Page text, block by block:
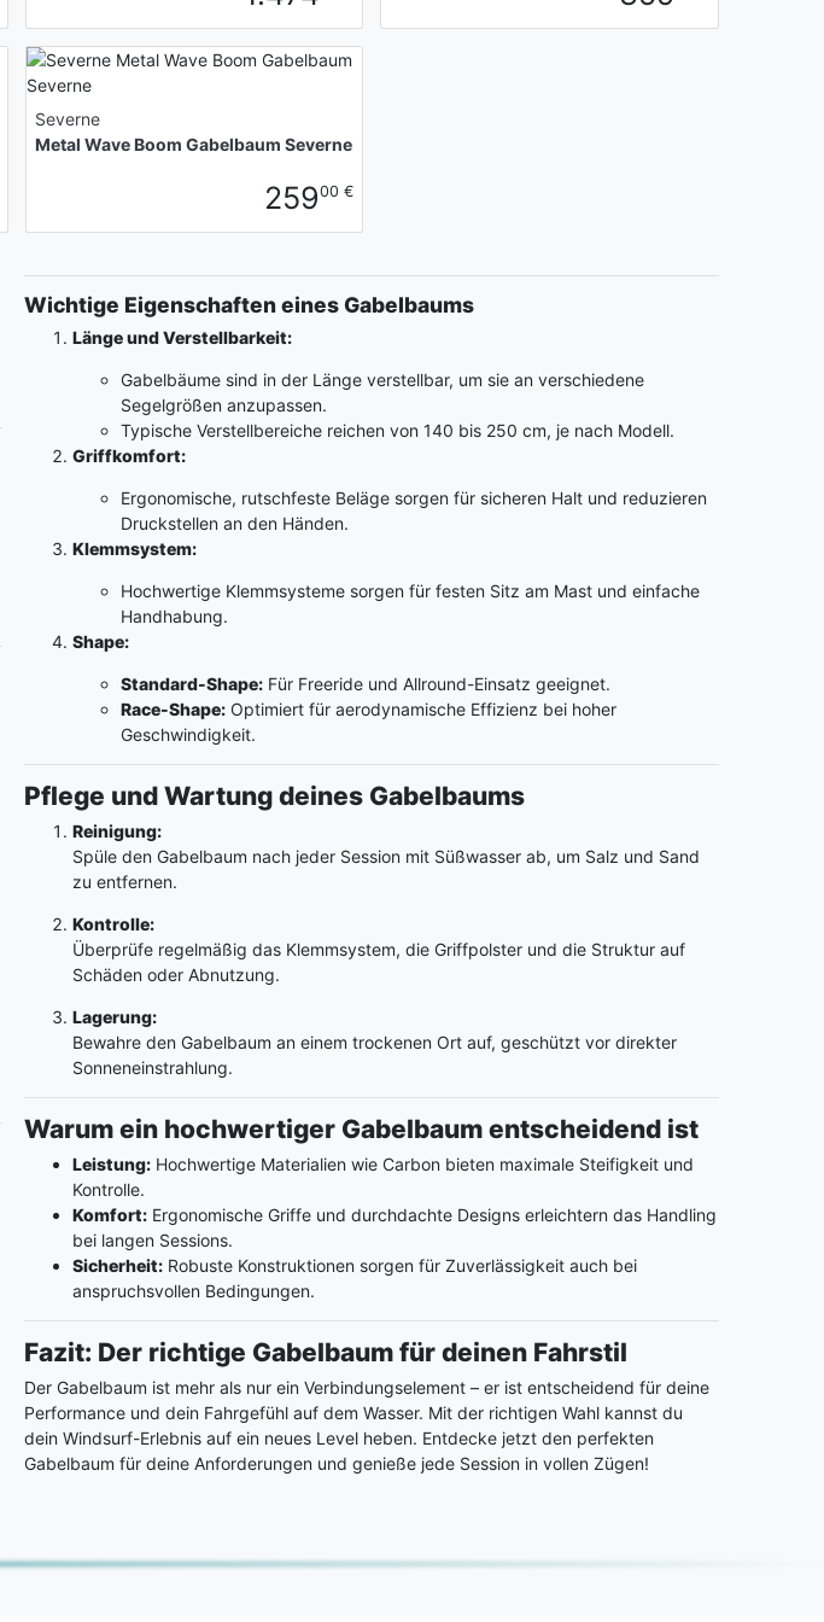
Severne
Metal Wave Boom Gabelbaum Severne
25900 €
Wichtige Eigenschaften eines Gabelbaums
Länge und Verstellbarkeit:
Gabelbäume sind in der Länge verstellbar, um sie an verschiedene
Segelgrößen anzupassen.
Typische Verstellbereiche reichen von 140 bis 250 cm, je nach Modell.
Griffkomfort:
Ergonomische, rutschfeste Beläge sorgen für sicheren Halt und reduzieren
Druckstellen an den Händen.
Klemmsystem:
Hochwertige Klemmsysteme sorgen für festen Sitz am Mast und einfache
Handhabung.
Shape:
Standard-Shape:Für Freeride und Allround-Einsatz geeignet.
Race-Shape:Optimiert für aerodynamische Effizienz bei hoher
Geschwindigkeit.
Pflege und Wartung deines Gabelbaums
Reinigung:
Spüle den Gabelbaum nach jeder Session mit Süßwasser ab, um Salz und Sand
zu entfernen.
Kontrolle:
Überprüfe regelmäßig das Klemmsystem, die Griffpolster und die Struktur auf
Schäden oder Abnutzung.
Lagerung:
Bewahre den Gabelbaum an einem trockenen Ort auf, geschützt vor direkter
Sonneneinstrahlung.
Warum ein hochwertiger Gabelbaum entscheidend ist
Leistung:Hochwertige Materialien wie Carbon bieten maximale Steifigkeit und
Kontrolle.
Komfort:Ergonomische Griffe und durchdachte Designs erleichtern das Handling
bei langen Sessions.
Sicherheit:Robuste Konstruktionen sorgen für Zuverlässigkeit auch bei
anspruchsvollen Bedingungen.
Fazit: Der richtige Gabelbaum für deinen Fahrstil
Der Gabelbaum ist mehr als nur ein Verbindungselement – er ist entscheidend für deine
Performance und dein Fahrgefühl auf dem Wasser. Mit der richtigen Wahl kannst du
dein Windsurf-Erlebnis auf ein neues Level heben. Entdecke jetzt den perfekten
Gabelbaum für deine Anforderungen und genieße jede Session in vollen Zügen!